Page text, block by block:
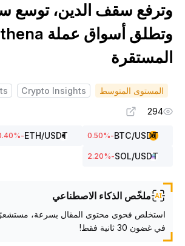
وتطلق أسواق عملة Ethena
المستوى المتوسط Crypto Insights
Bits
294
BTC/USDT
-0.50
%
ETH/USDT
-0.40
%
SOL/USDT
-2.20
%
ملخّص الذكاء الاصطناعي
استخلص فحوى محتوى المقال بسرعة، مستشعرًا
في غضون 30 ثانية فقط!